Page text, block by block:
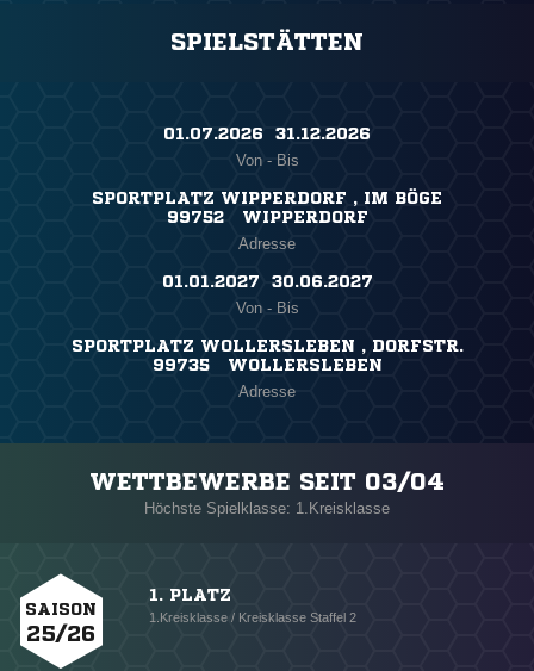
SPIELSTÄTTEN
01.07.2026 ​ 31.12.2026
Von - Bis
SPORTPLATZ WIPPERDORF , IM BÖGE
99752 WIPPERDORF
Adresse
01.01.2027 ​ 30.06.2027
Von - Bis
SPORTPLATZ WOLLERSLEBEN , DORFSTR.
99735 WOLLERSLEBEN
Adresse
WETTBEWERBE SEIT 03/04
Höchste Spielklasse: 1.Kreisklasse
SAISON
25/26
1. PLATZ
1.Kreisklasse / Kreisklasse Staffel 2